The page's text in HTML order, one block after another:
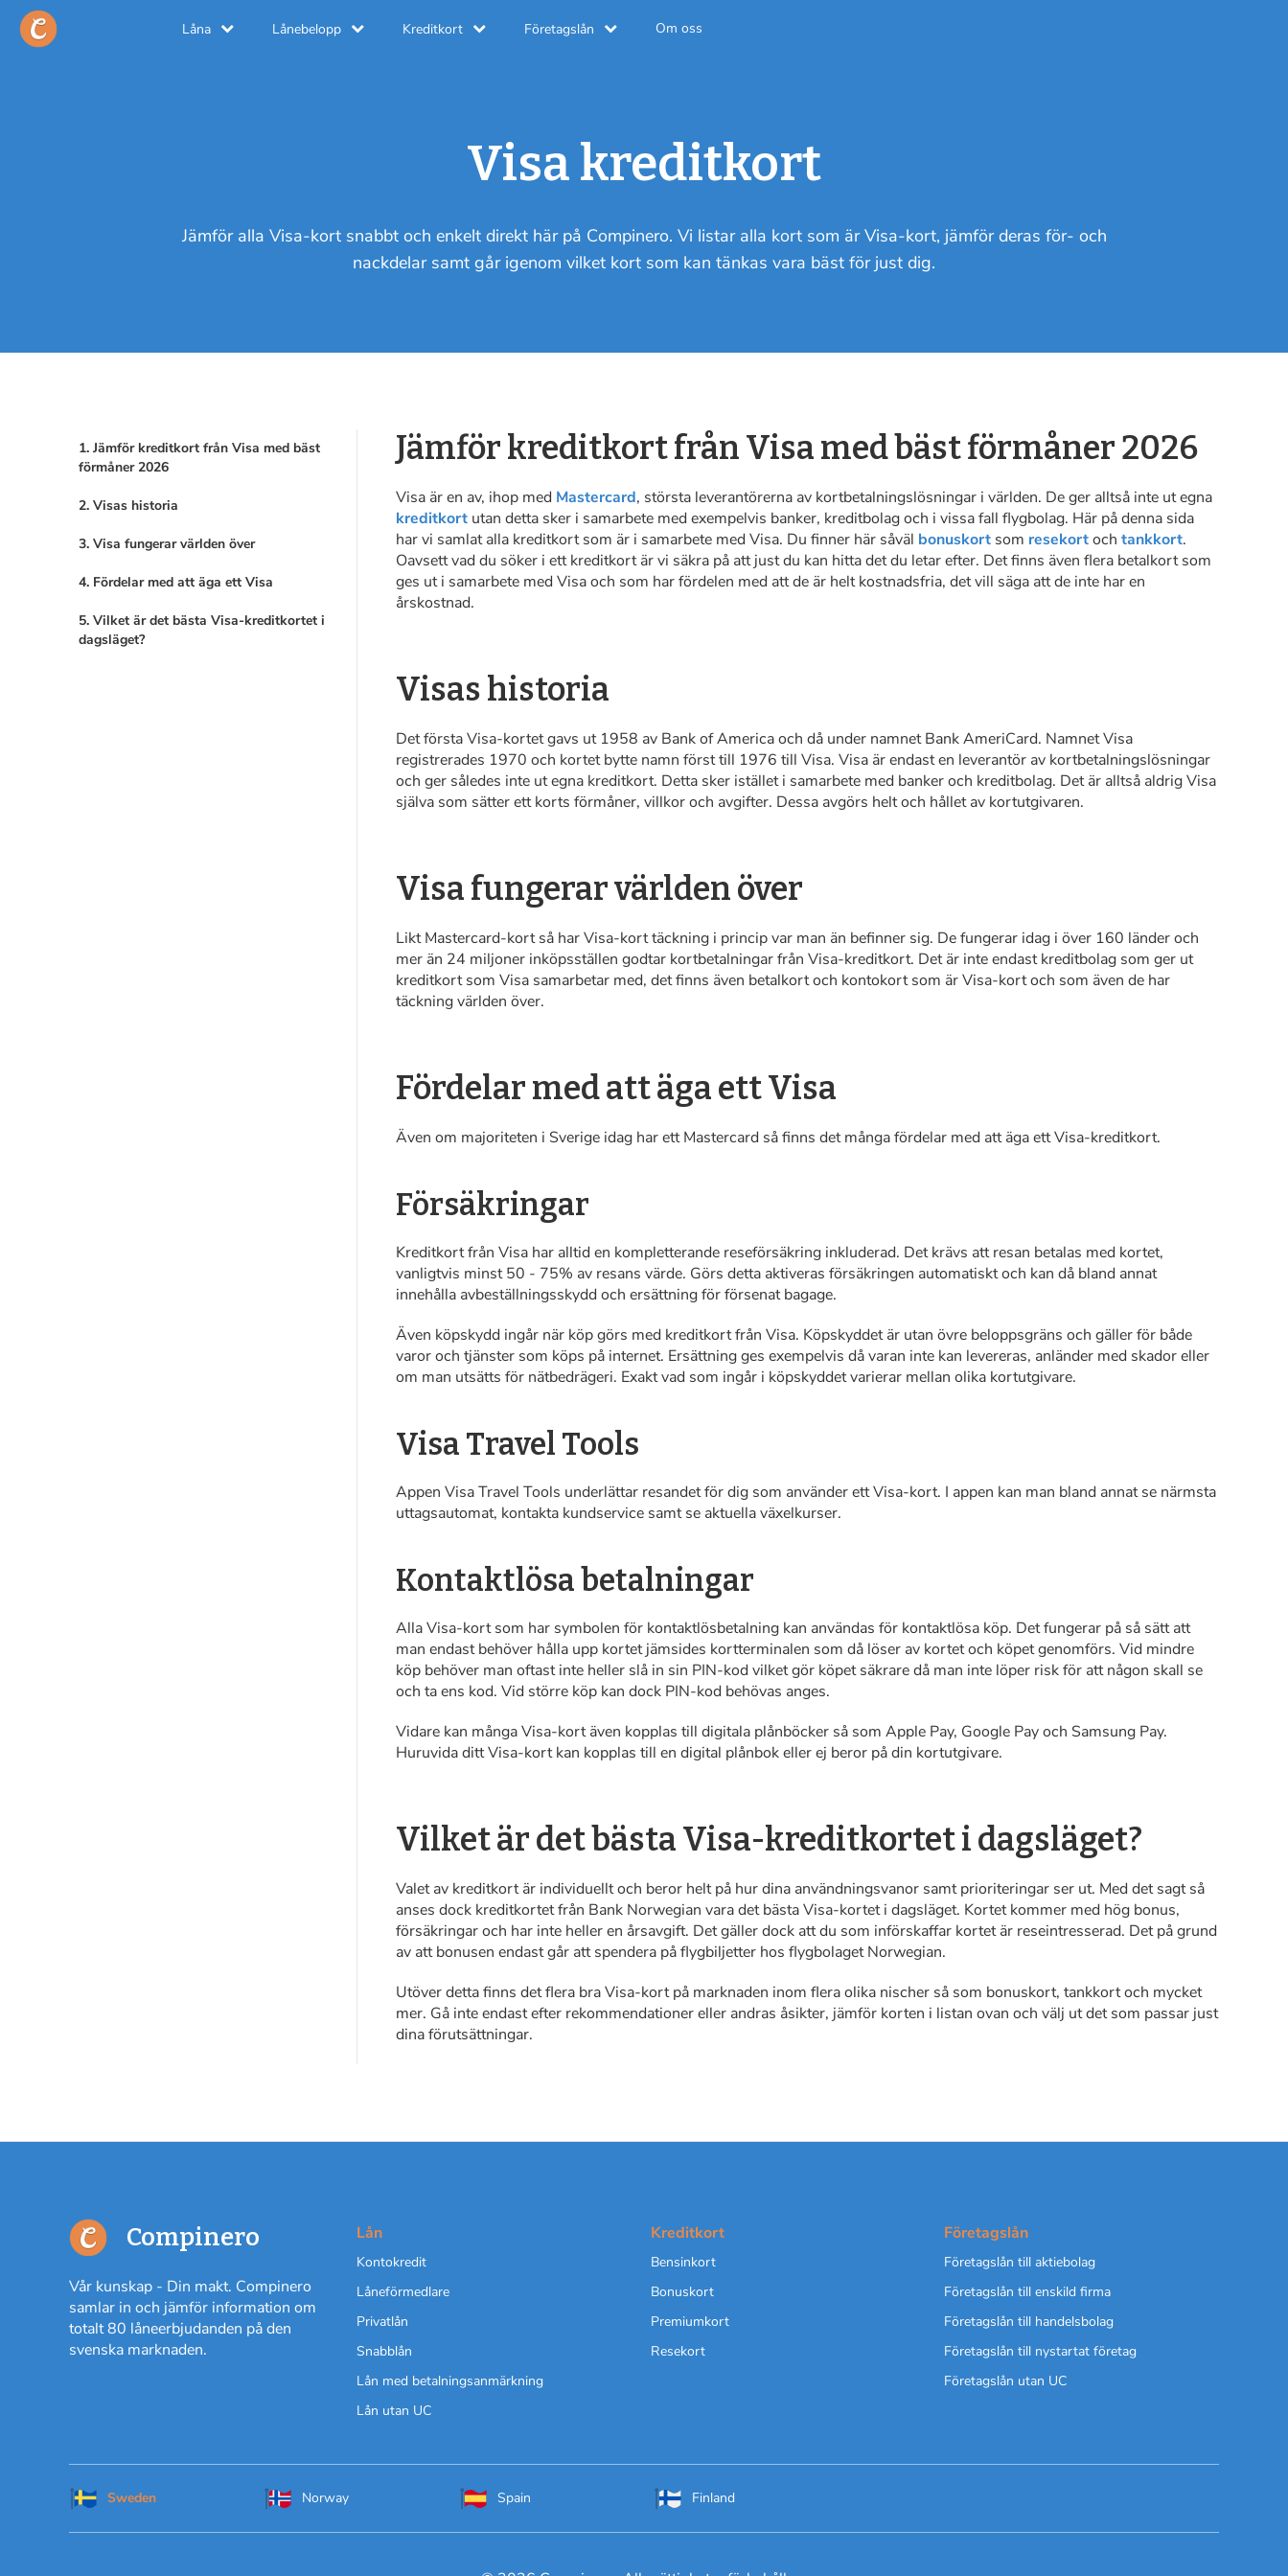
Låna Lånebelopp Kreditkort Företagslån Om oss
Visa kreditkort
Jämför alla Visa-kort snabbt och enkelt direkt här på Compinero. Vi listar alla kort som är Visa-kort, jämför deras för- och
nackdelar samt går igenom vilket kort som kan tänkas vara bäst för just dig.
1. Jämför kreditkort från Visa med bäst
förmåner 2026
2. Visas historia
3. Visa fungerar världen över
4. Fördelar med att äga ett Visa
5. Vilket är det bästa Visa-kreditkortet i
dagsläget?
Jämför kreditkort från Visa med bäst förmåner 2026
Visa är en av, ihop med Mastercard, största leverantörerna av kortbetalningslösningar i världen. De ger alltså inte ut egna
kreditkort utan detta sker i samarbete med exempelvis banker, kreditbolag och i vissa fall flygbolag. Här på denna sida
har vi samlat alla kreditkort som är i samarbete med Visa. Du finner här såväl bonuskort som resekortoch tankkort.
Oavsett vad du söker i ett kreditkort är vi säkra på att just du kan hitta det du letar efter. Det finns även flera betalkort som
ges ut i samarbete med Visa och som har fördelen med att de är helt kostnadsfria, det vill säga att de inte har en
årskostnad.
Visas historia
Det första Visa-kortet gavs ut 1958 av Bank of America och då under namnet Bank AmeriCard. Namnet Visa
registrerades 1970 och kortet bytte namn först till 1976 till Visa. Visa är endast en leverantör av kortbetalningslösningar
och ger således inte ut egna kreditkort. Detta sker istället i samarbete med banker och kreditbolag. Det är alltså aldrig Visa
själva som sätter ett korts förmåner, villkor och avgifter. Dessa avgörs helt och hållet av kortutgivaren.
Visa fungerar världen över
Likt Mastercard-kort så har Visa-kort täckning i princip var man än befinner sig. De fungerar idag i över 160 länder och
mer än 24 miljoner inköpsställen godtar kortbetalningar från Visa-kreditkort. Det är inte endast kreditbolag som ger ut
kreditkort som Visa samarbetar med, det finns även betalkort och kontokort som är Visa-kort och som även de har
täckning världen över.
Fördelar med att äga ett Visa
Även om majoriteten i Sverige idag har ett Mastercard så finns det många fördelar med att äga ett Visa-kreditkort.
Försäkringar
Kreditkort från Visa har alltid en kompletterande reseförsäkring inkluderad. Det krävs att resan betalas med kortet,
vanligtvis minst 50 - 75% av resans värde. Görs detta aktiveras försäkringen automatiskt och kan då bland annat
innehålla avbeställningsskydd och ersättning för försenat bagage.
Även köpskydd ingår när köp görs med kreditkort från Visa. Köpskyddet är utan övre beloppsgräns och gäller för både
varor och tjänster som köps på internet. Ersättning ges exempelvis då varan inte kan levereras, anländer med skador eller
om man utsätts för nätbedrägeri. Exakt vad som ingår i köpskyddet varierar mellan olika kortutgivare.
Visa Travel Tools
Appen Visa Travel Tools underlättar resandet för dig som använder ett Visa-kort. I appen kan man bland annat se närmsta
uttagsautomat, kontakta kundservice samt se aktuella växelkurser.
Kontaktlösa betalningar
Alla Visa-kort som har symbolen för kontaktlösbetalning kan användas för kontaktlösa köp. Det fungerar på så sätt att
man endast behöver hålla upp kortet jämsides kortterminalen som då löser av kortet och köpet genomförs. Vid mindre
köp behöver man oftast inte heller slå in sin PIN-kod vilket gör köpet säkrare då man inte löper risk för att någon skall se
och ta ens kod. Vid större köp kan dock PIN-kod behövas anges.
Vidare kan många Visa-kort även kopplas till digitala plånböcker så som Apple Pay, Google Pay och Samsung Pay.
Huruvida ditt Visa-kort kan kopplas till en digital plånbok eller ej beror på din kortutgivare.
Vilket är det bästa Visa-kreditkortet i dagsläget?
Valet av kreditkort är individuellt och beror helt på hur dina användningsvanor samt prioriteringar ser ut. Med det sagt så
anses dock kreditkortet från Bank Norwegian vara det bästa Visa-kortet i dagsläget. Kortet kommer med hög bonus,
försäkringar och har inte heller en årsavgift. Det gäller dock att du som införskaffar kortet är reseintresserad. Det på grund
av att bonusen endast går att spendera på flygbiljetter hos flygbolaget Norwegian.
Utöver detta finns det flera bra Visa-kort på marknaden inom flera olika nischer så som bonuskort, tankkort och mycket
mer. Gå inte endast efter rekommendationer eller andras åsikter, jämför korten i listan ovan och välj ut det som passar just
dina förutsättningar.
Compinero
Vår kunskap - Din makt. Compinero
samlar in och jämför information om
totalt 80 låneerbjudanden på den
svenska marknaden.
Lån
Kontokredit
Låneförmedlare
Privatlån
Snabblån
Lån med betalningsanmärkning
Lån utan UC
Kreditkort
Bensinkort
Bonuskort
Premiumkort
Resekort
Företagslån
Företagslån till aktiebolag
Företagslån till enskild firma
Företagslån till handelsbolag
Företagslån till nystartat företag
Företagslån utan UC
Sweden Norway Spain Finland